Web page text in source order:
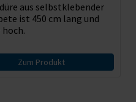
aus selbstklebender
ist 450 cm lang und
hoch.
Zum Produkt